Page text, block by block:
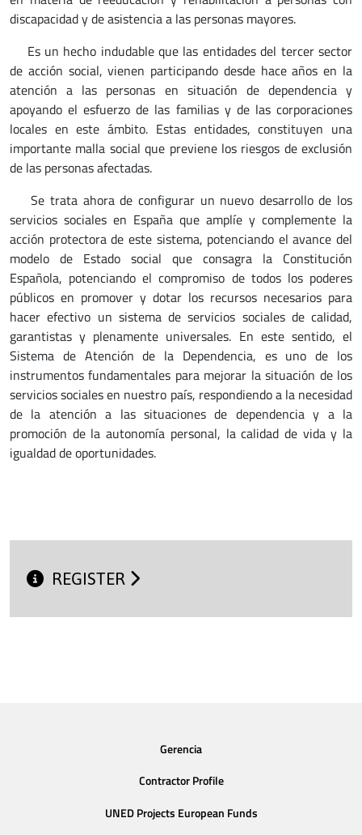
discapacidad y de asistencia a las personas mayores.
Es un hecho indudable que las entidades del tercer sector
de acción social, vienen participando desde hace años en la
atención a las personas en situación de dependencia y
apoyando el esfuerzo de las familias y de las corporaciones
locales en este ámbito. Estas entidades, constituyen una
importante malla social que previene los riesgos de exclusión
de las personas afectadas.
Se trata ahora de configurar un nuevo desarrollo de los
servicios sociales en España que amplíe y complemente la
acción protectora de este sistema, potenciando el avance del
modelo de Estado social que consagra la Constitución
Española, potenciando el compromiso de todos los poderes
públicos en promover y dotar los recursos necesarios para
hacer efectivo un sistema de servicios sociales de calidad,
garantistas y plenamente universales. En este sentido, el
Sistema de Atención de la Dependencia, es uno de los
instrumentos fundamentales para mejorar la situación de los
servicios sociales en nuestro país, respondiendo a la necesidad
de la atención a las situaciones de dependencia y a la
promoción de la autonomía personal, la calidad de vida y la
igualdad de oportunidades.
REGISTER
Gerencia
Contractor Profile
UNED Projects European Funds